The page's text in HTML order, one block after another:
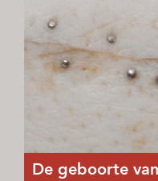
De geboorte